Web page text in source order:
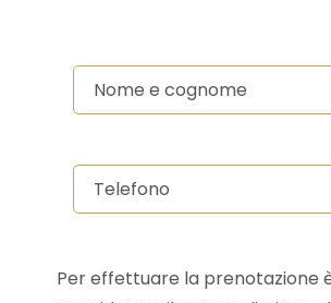
Per effettuare la prenotazione